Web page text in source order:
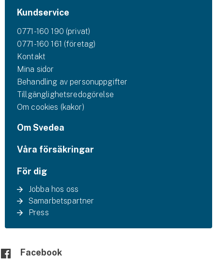
Kundservice
0771-160 190 (privat)
0771-160 161 (företag)
Kontakt
Mina sidor
Behandling av personuppgifter
Tillgänglighetsredogörelse
Om cookies (kakor)
Om Svedea
Våra försäkringar
För dig
Jobba hos oss
Samarbetspartner
Press
Facebook